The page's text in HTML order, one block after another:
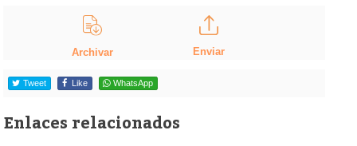
Archivar Enviar
Tweet Like WhatsApp
Enlaces relacionados